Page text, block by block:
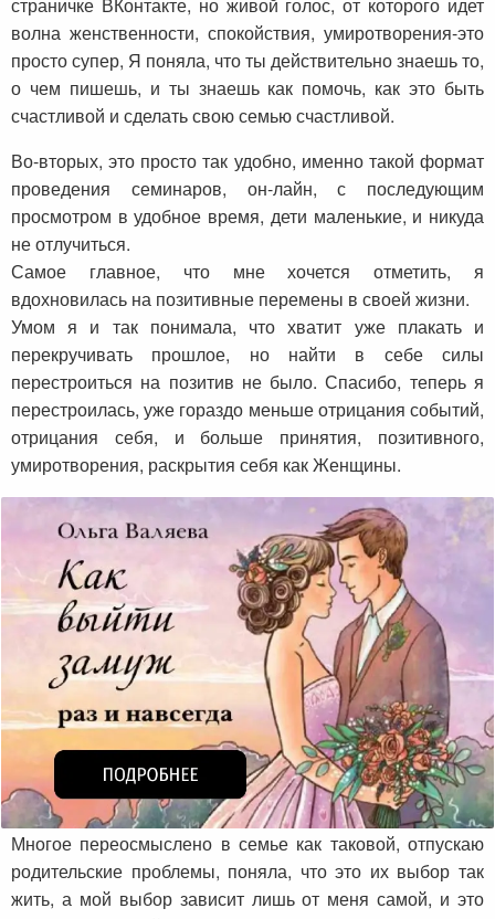
волна женственности, спокойствия, умиротворения-это
просто супер, Я поняла, что ты действительно знаешь то,
о чем пишешь, и ты знаешь как помочь, как это быть
счастливой и сделать свою семью счастливой.
Во-вторых, это просто так удобно, именно такой формат
проведения семинаров, он-лайн, с последующим
просмотром в удобное время, дети маленькие, и никуда
не отлучиться.
Самое главное, что мне хочется отметить, я
вдохновилась на позитивные перемены в своей жизни.
Умом я и так понимала, что хватит уже плакать и
перекручивать прошлое, но найти в себе силы
перестроиться на позитив не было. Спасибо, теперь я
перестроилась, уже гораздо меньше отрицания событий,
отрицания себя, и больше принятия, позитивного,
умиротворения, раскрытия себя как Женщины.
Многое переосмыслено в семье как таковой, отпускаю
родительские проблемы, поняла, что это их выбор так
жить, а мой выбор зависит лишь от меня самой, и это